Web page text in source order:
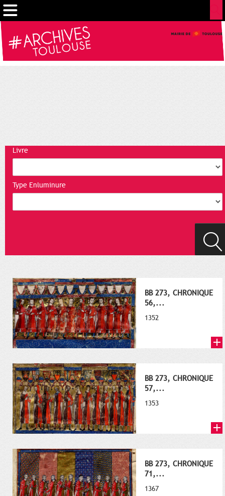
Livre
Type Enluminure
BB 273, CHRONIQUE
56,...
1352
BB 273, CHRONIQUE
57,...
1353
BB 273, CHRONIQUE
71,...
1367
Cookies management panel